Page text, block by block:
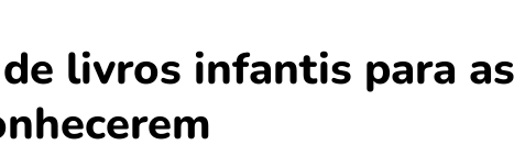
livros infantis para as